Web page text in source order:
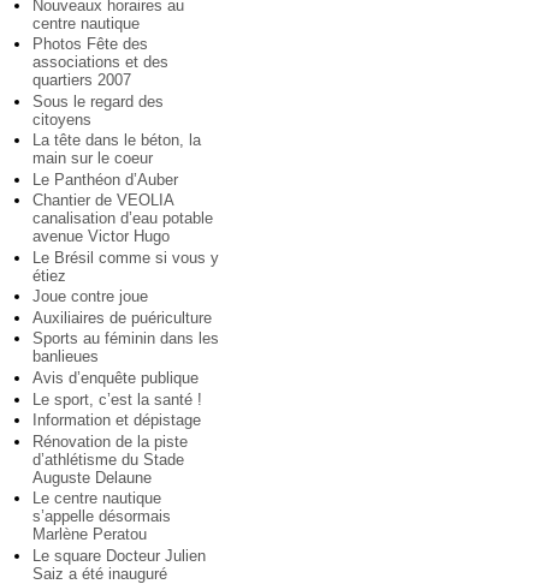
Nouveaux horaires au
centre nautique
Photos Fête des
associations et des
quartiers 2007
Sous le regard des
citoyens
La tête dans le béton, la
main sur le coeur
Le Panthéon d’Auber
Chantier de VEOLIA
canalisation d’eau potable
avenue Victor Hugo
Le Brésil comme si vous y
étiez
Joue contre joue
Auxiliaires de puériculture
Sports au féminin dans les
banlieues
Avis d’enquête publique
Le sport, c’est la santé !
Information et dépistage
Rénovation de la piste
d’athlétisme du Stade
Auguste Delaune
Le centre nautique
s’appelle désormais
Marlène Peratou
Le square Docteur Julien
Saiz a été inauguré